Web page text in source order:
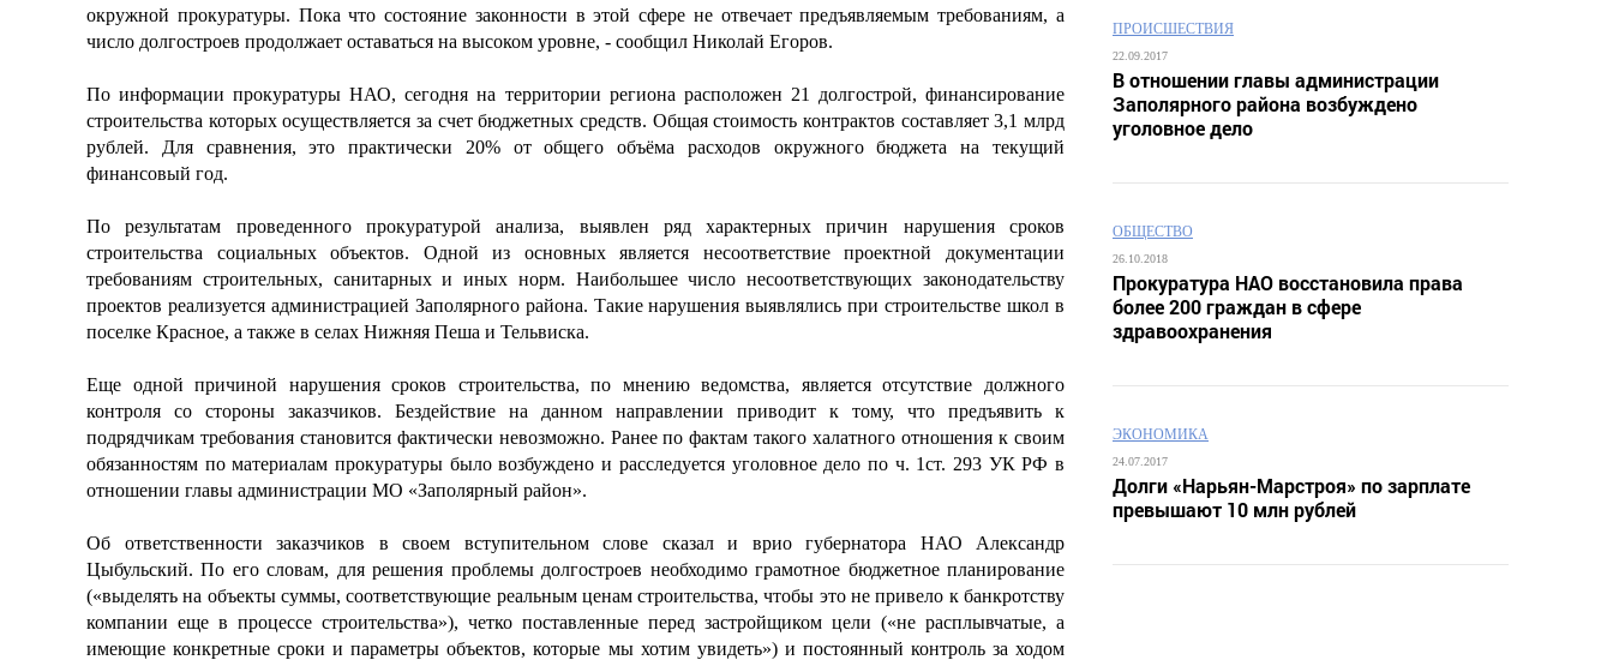
окружной прокуратуры. Пока что состояние законности в этой сфере не отвечает предъявляемым требованиям, а
число долгостроев продолжает оставаться на высоком уровне, - сообщил Николай Егоров.
По информации прокуратуры НАО, сегодня на территории региона расположен 21 долгострой, финансирование
строительства которых осуществляется за счет бюджетных средств. Общая стоимость контрактов составляет 3,1 млрд
рублей. Для сравнения, это практически 20% от общего объёма расходов окружного бюджета на текущий
финансовый год.
По результатам проведенного прокуратурой анализа, выявлен ряд характерных причин нарушения сроков
строительства социальных объектов. Одной из основных является несоответствие проектной документации
требованиям строительных, санитарных и иных норм. Наибольшее число несоответствующих законодательству
проектов реализуется администрацией Заполярного района. Такие нарушения выявлялись при строительстве школ в
поселке Красное, а также в селах Нижняя Пеша и Тельвиска.
Еще одной причиной нарушения сроков строительства, по мнению ведомства, является отсутствие должного
контроля со стороны заказчиков. Бездействие на данном направлении приводит к тому, что предъявить к
подрядчикам требования становится фактически невозможно. Ранее по фактам такого халатного отношения к своим
обязанностям по материалам прокуратуры было возбуждено и расследуется уголовное дело по ч. 1ст. 293 УК РФ в
отношении главы администрации МО «Заполярный район».
Об ответственности заказчиков в своем вступительном слове сказал и врио губернатора НАО Александр
Цыбульский. По его словам, для решения проблемы долгостроев необходимо грамотное бюджетное планирование
(«выделять на объекты суммы, соответствующие реальным ценам строительства, чтобы это не привело к банкротству
компании еще в процессе строительства»), четко поставленные перед застройщиком цели («не расплывчатые, а
имеющие конкретные сроки и параметры объектов, которые мы хотим увидеть») и постоянный контроль за ходом
ПРОИСШЕСТВИЯ
22.09.2017
В отношении главы администрации
Заполярного района возбуждено
уголовное дело
ОБЩЕСТВО
26.10.2018
Прокуратура НАО восстановила права
более 200 граждан в сфере
здравоохранения
ЭКОНОМИКА
24.07.2017
Долги «Нарьян-Марстроя» по зарплате
превышают 10 млн рублей